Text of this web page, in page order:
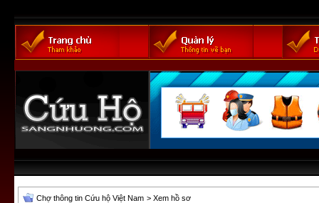
Chợ thông tin Cứu hộ Việt Nam > Xem hồ sơ